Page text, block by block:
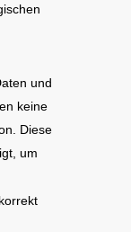
und
keine
Diese
um